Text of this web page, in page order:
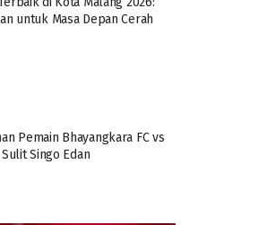
untuk Masa Depan Cerah
Pemain Bhayangkara FC vs
Singo Edan